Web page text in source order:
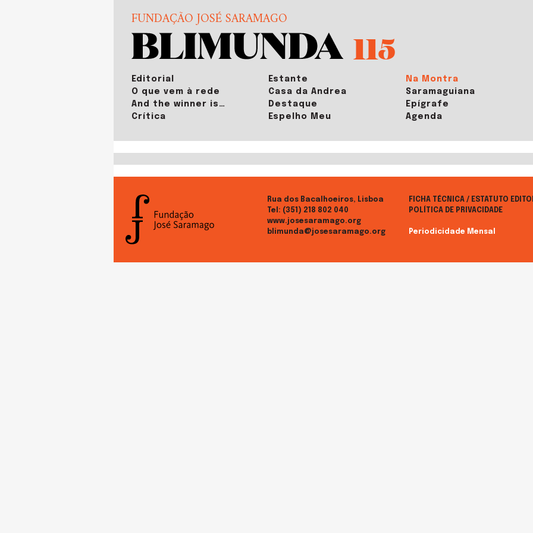
FUNDAÇÃO JOSÉ SARAMAGO
115
Editorial
O que vem à rede
And the winner is…
Crítica
Estante
Casa da Andrea
Destaque
Espelho Meu
Na Montra
Saramaguiana
Epígrafe
Agenda
Rua dos Bacalhoeiros, Lisboa
Tel: (351) 218 802 040
www.josesaramago.org
blimunda@josesaramago.org
FICHA TÉCNICA / ESTATUTO
POLÍTICA DE PRIVACIDADE
Periodicidade Mensal